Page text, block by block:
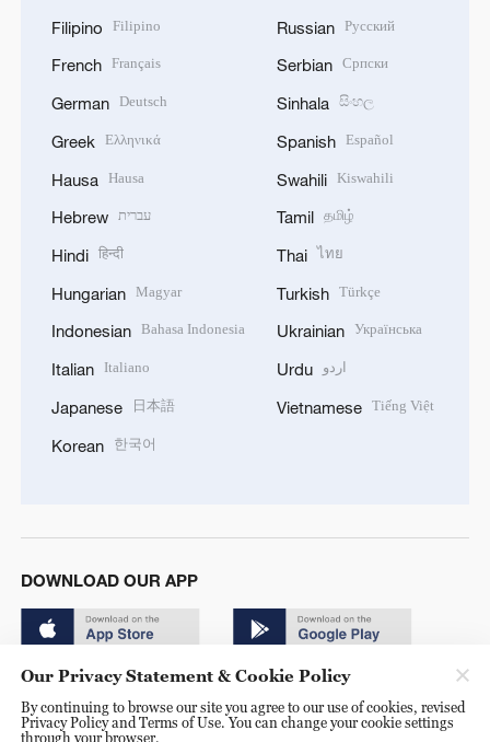
Filipino Filipino
French Français
German Deutsch
Greek Ελληνικά
Hausa Hausa
Hebrew עברית
Hindi हिन्दी
Hungarian Magyar
Indonesian Bahasa Indonesia
Italian Italiano
Japanese 日本語
Korean 한국어
Russian Русский
Serbian Српски
Sinhala සිංහල
Spanish Español
Swahili Kiswahili
Tamil தமிழ்
Thai ไทย
Turkish Türkçe
Ukrainian Українська
Urdu اردو
Vietnamese Tiếng Việt
DOWNLOAD OUR APP
Our Privacy Statement & Cookie Policy
By continuing to browse our site you agree to our use of cookies, revised
Privacy Policy and Terms of Use. You can change your cookie settings
through your browser.